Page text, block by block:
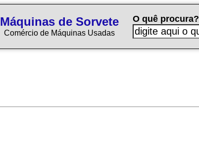
Máquinas de Sorvete
Comércio de Máquinas Usadas
O quê procura?